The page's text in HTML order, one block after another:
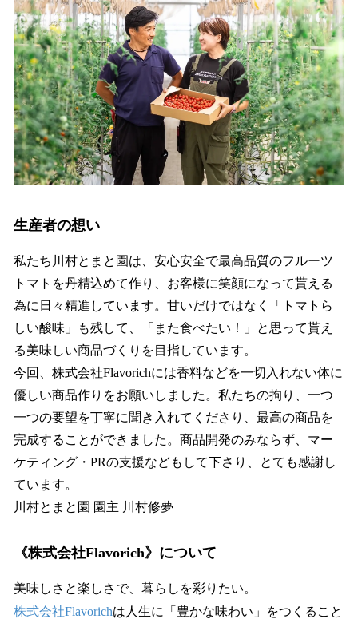
生産者の想い
私たち川村とまと園は、安心安全で最高品質のフルーツ
トマトを丹精込めて作り、お客様に笑顔になって貰える
為に日々精進しています。甘いだけではなく「トマトら
しい酸味」も残して、「また食べたい！」と思って貰え
る美味しい商品づくりを目指しています。
今回、株式会社Flavorichには香料などを一切入れない体に
優しい商品作りをお願いしました。私たちの拘り、一つ
一つの要望を丁寧に聞き入れてくださり、最高の商品を
完成することができました。商品開発のみならず、マー
ケティング・PRの支援などもして下さり、とても感謝し
ています。
川村とまと園 園主 川村修夢
《株式会社Flavorich》について
美味しさと楽しさで、暮らしを彩りたい。
株式会社Flavorichは人生に「豊かな味わい」をつくること